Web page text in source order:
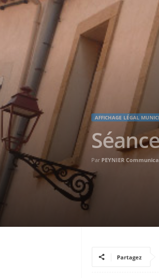
AFFICHAGE LÉGAL
Par PEYNIER
Partagez